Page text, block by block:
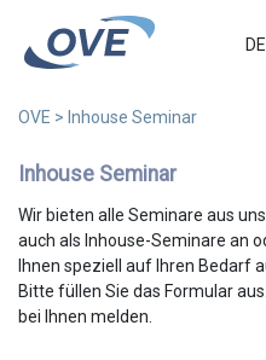
DE
OVE > Inhouse Seminar
Inhouse Seminar
Wir bieten alle Seminare aus
auch als Inhouse-Seminare an
Ihnen speziell auf Ihren Bedarf
Bitte füllen Sie das Formular
bei Ihnen melden.